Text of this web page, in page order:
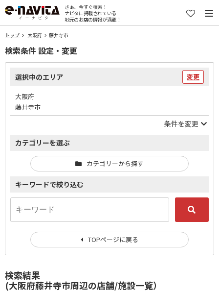
さぁ、今すぐ検索！
ナビタに掲載されている
地元のお店の情報が満載！
トップ 大阪府 藤井寺市
検索結果
(大阪府藤井寺市周辺の店舗/施設一覧）
検索条件 設定・変更
選択中のエリア 変更
大阪府
藤井寺市
条件を変更
カテゴリーを選ぶ
カテゴリーから探す
キーワードで絞り込む
TOPページに戻る